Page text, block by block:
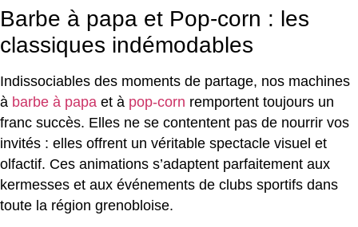
Barbe à papa et Pop-corn : les
classiques indémodables
Indissociables des moments de partage, nos machines
à barbe à papa et à pop-corn remportent toujours un
franc succès. Elles ne se contentent pas de nourrir vos
invités : elles offrent un véritable spectacle visuel et
olfactif. Ces animations s’adaptent parfaitement aux
kermesses et aux événements de clubs sportifs dans
toute la région grenobloise.